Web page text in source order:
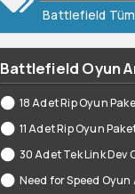
Battlefield Tüm
Battlefield Oyun
18 Adet Rip Oyun
11 Adet Rip Oyun
30 Adet Tek Link Dev
Need for Speed Oyun